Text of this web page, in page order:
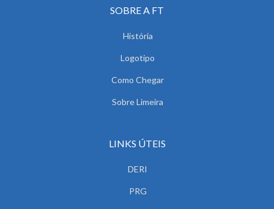
SOBRE A FT
História
Logotipo
Como Chegar
Sobre Limeira
LINKS ÚTEIS
DERI
PRG